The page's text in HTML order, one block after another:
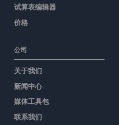
试算表编辑器
价格
公司
关于我们
新闻中心
媒体工具包
联系我们